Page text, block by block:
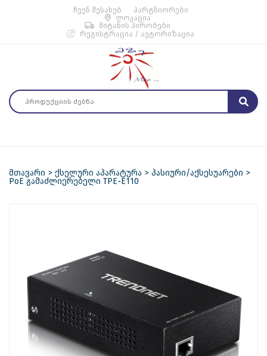
ჩვენ შესახებ
პარტნიორები
ლოკაცია
მიტანის პირობები
რეგისტრაცია / ავტორიზაცია
მთავარი ქსელური აპარატურა
პასიური/აქსესუარები
PoE გამაძლიერებელი TPE-E110